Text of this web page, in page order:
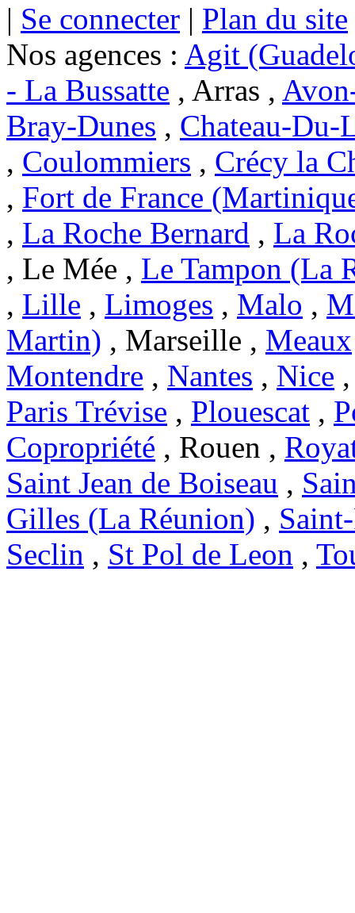
| Se connecter | Plan du site
Nos agences : Agit
- La Bussatte , Arras ,
Bray-Dunes , Chateau-Du-
, Coulommiers , Crécy la
, Fort de France
, La Roche Bernard , La
, Le Mée , Le Tampon (La
, Lille , Limoges , Malo ,
Martin) , Marseille , Meaux
Montendre , Nantes , Nice
Paris Trévise , Plouescat ,
Copropriété , Rouen ,
Saint Jean de Boiseau ,
Gilles (La Réunion) ,
Seclin , St Pol de Leon ,